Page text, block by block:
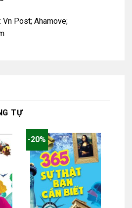
Vn Post; Ahamove;
TỰ
-20%